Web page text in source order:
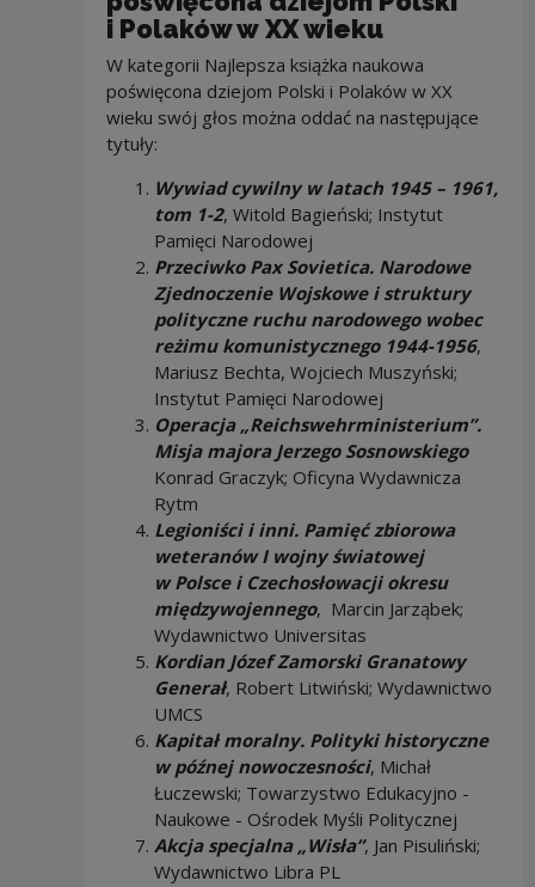
i Polaków w XX wieku
W kategorii Najlepsza książka naukowa
poświęcona dziejom Polski i Polaków w XX
wieku swój głos można oddać na następujące
tytuły:
Wywiad cywilny w latach 1945 – 1961,
tom 1-2, Witold Bagieński; Instytut
Pamięci Narodowej
Przeciwko Pax Sovietica. Narodowe
Zjednoczenie Wojskowe i struktury
polityczne ruchu narodowego wobec
reżimu komunistycznego 1944-1956,
Mariusz Bechta, Wojciech Muszyński;
Instytut Pamięci Narodowej
Operacja „Reichswehrministerium”.
Misja majora Jerzego Sosnowskiego
Konrad Graczyk; Oficyna Wydawnicza
Rytm
Legioniści i inni. Pamięć zbiorowa
weteranów I wojny światowej
w Polsce i Czechosłowacji okresu
międzywojennego, Marcin Jarząbek;
Wydawnictwo Universitas
Kordian Józef Zamorski Granatowy
Generał, Robert Litwiński; Wydawnictwo
UMCS
Kapitał moralny. Polityki historyczne
w późnej nowoczesności, Michał
Łuczewski; Towarzystwo Edukacyjno -
Naukowe - Ośrodek Myśli Politycznej
Akcja specjalna „Wisła”, Jan Pisuliński;
Wydawnictwo Libra PL